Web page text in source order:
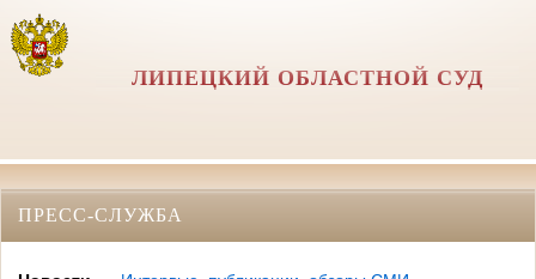
ЛИПЕЦКИЙ ОБЛАСТНОЙ СУД
ПРЕСС-СЛУЖБА